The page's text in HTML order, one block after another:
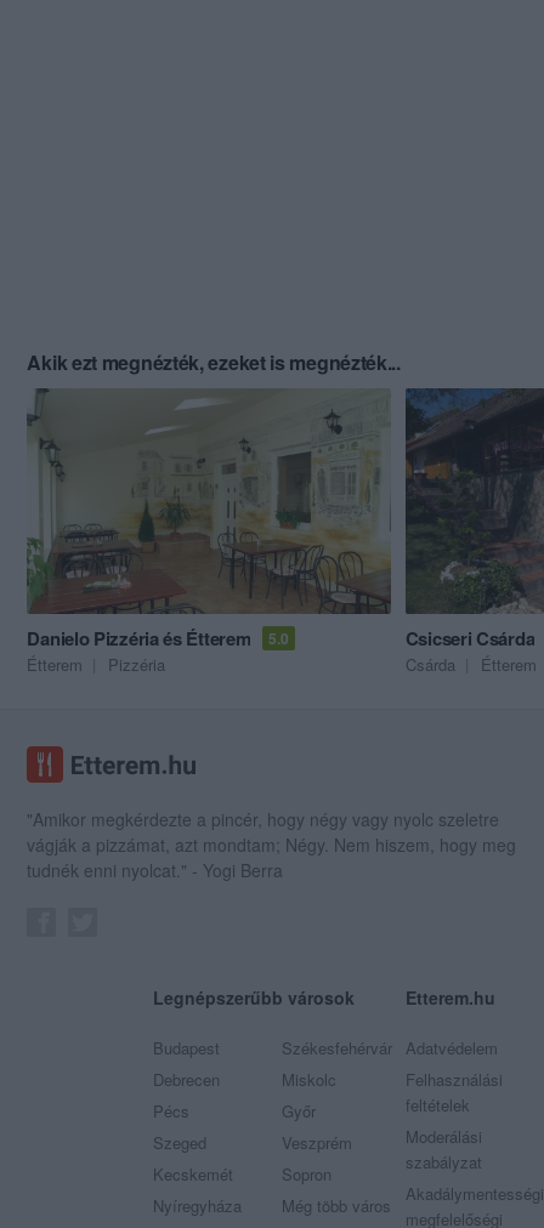
Akik ezt megnézték, ezeket is megnézték...
Danielo Pizzéria és Étterem 5.0
Étterem Pizzéria
Csicseri Csárda
Csárda Étterem
"Amikor megkérdezte a pincér, hogy négy vagy nyolc szeletre
vágják a pizzámat, azt mondtam; Négy. Nem hiszem, hogy meg
tudnék enni nyolcat." - Yogi Berra
Legnépszerűbb városok
Budapest
Debrecen
Pécs
Szeged
Kecskemét
Nyíregyháza
Székesfehérvár
Miskolc
Győr
Veszprém
Sopron
Még több város
Etterem.hu
Adatvédelem
Felhasználási
feltételek
Moderálási
szabályzat
Akadálymentességi
megfelelőségi